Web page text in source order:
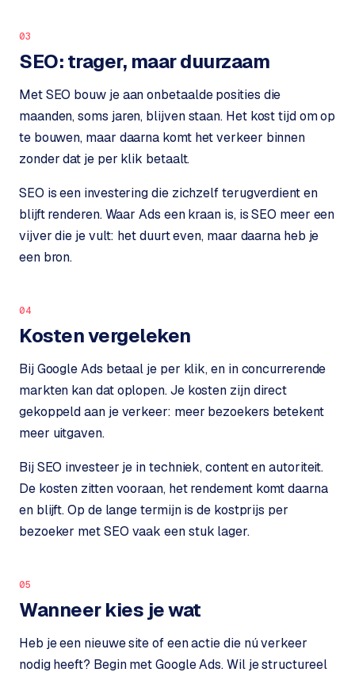
m
e
r
c
e
e
b
s
h
o
2
e
-
c
o
m
e
c
e
WEBSITES
W
r
d
i
z
e
F
A
C
o
n
a
c
→
03
SEO: trager, maar duurzaam
Met SEO bouw je aan onbetaalde posities die
maanden, soms jaren, blijven staan. Het kost tijd om op
te bouwen, maar daarna komt het verkeer binnen
zonder dat je per klik betaalt.
SEO is een investering die zichzelf terugverdient en
blijft renderen. Waar Ads een kraan is, is SEO meer een
vijver die je vult: het duurt even, maar daarna heb je
een bron.
04
Kosten vergeleken
Bij Google Ads betaal je per klik, en in concurrerende
markten kan dat oplopen. Je kosten zijn direct
gekoppeld aan je verkeer: meer bezoekers betekent
meer uitgaven.
Bij SEO investeer je in techniek, content en autoriteit.
De kosten zitten vooraan, het rendement komt daarna
en blijft. Op de lange termijn is de kostprijs per
bezoeker met SEO vaak een stuk lager.
05
Wanneer kies je wat
Heb je een nieuwe site of een actie die nú verkeer
nodig heeft? Begin met Google Ads. Wil je structureel